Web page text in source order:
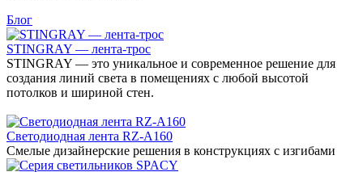
Блог
STINGRAY — лента-трос
STINGRAY — это уникальное и современное решение для
создания линий света в помещениях с любой высотой
потолков и шириной стен.
Светодиодная лента RZ-A160
Смелые дизайнерские решения в конструкциях с изгибами